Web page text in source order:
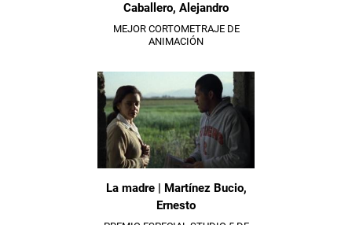
Caballero, Alejandro
MEJOR CORTOMETRAJE DE
ANIMACIÓN
La madre | Martínez Bucio,
Ernesto